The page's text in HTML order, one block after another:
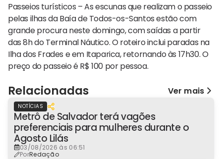
Passeios turísticos – As escunas que realizam o passeio
pelas ilhas da Baía de Todos-os-Santos estão com
grande procura neste domingo, com saídas a partir
das 8h do Terminal Náutico. O roteiro inclui paradas na
Ilha dos Frades e em Itaparica, retornando às 17h30. O
preço do passeio é R$ 100 por pessoa.
Relacionadas Ver mais
NOTÍCIAS
Metrô de Salvador terá vagões
preferenciais para mulheres durante o
Agosto Lilás
03/08/2026 às 06:51
PorRedação